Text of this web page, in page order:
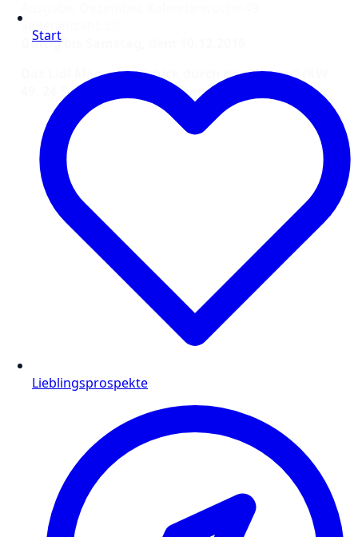
Seitenanzahl: 20
Gültig bis Samstag, dem 10.12.2016
Das Lidl Magazin „Schick durch den Winter“ (KW
49, 24 Seiten) online ansehen:
Start
Lieblingsprospekte